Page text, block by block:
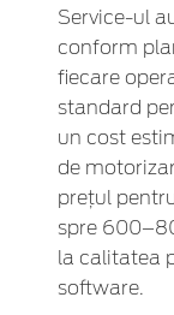
Service-ul
conform
fiecare
standard
un cost
de
prețul
spre
la calitatea
software.